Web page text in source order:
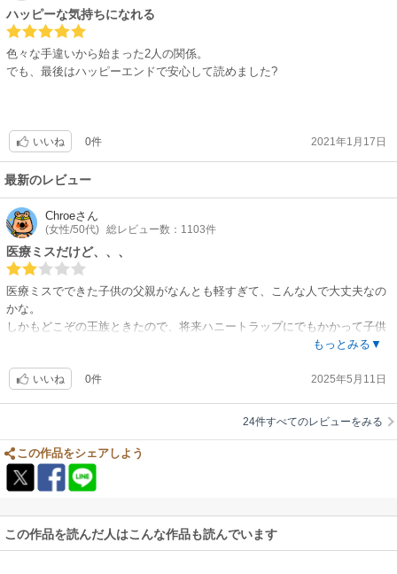
ハッピーな気持ちになれる
色々な手違いから始まった2人の関係。
でも、最後はハッピーエンドで安心して読めました?
いいね 0件 2021年1月17日
最新のレビュー
Chroeさん
(女性/50代) 総レビュー数：1103件
医療ミスだけど、、、
医療ミスでできた子供の父親がなんとも軽すぎて、こんな人で大丈夫なの
かな。
しかもどこぞの王族ときたので、将来ハニートラップにでもかかって子供
ができて、子供可愛いさにそちらも大事とか言い出しそう。もっとみる▼
いいね 0件 2025年5月11日
24件すべてのレビューをみる
この作品をシェアしよう
この作品を読んだ人はこんな作品も読んでいます